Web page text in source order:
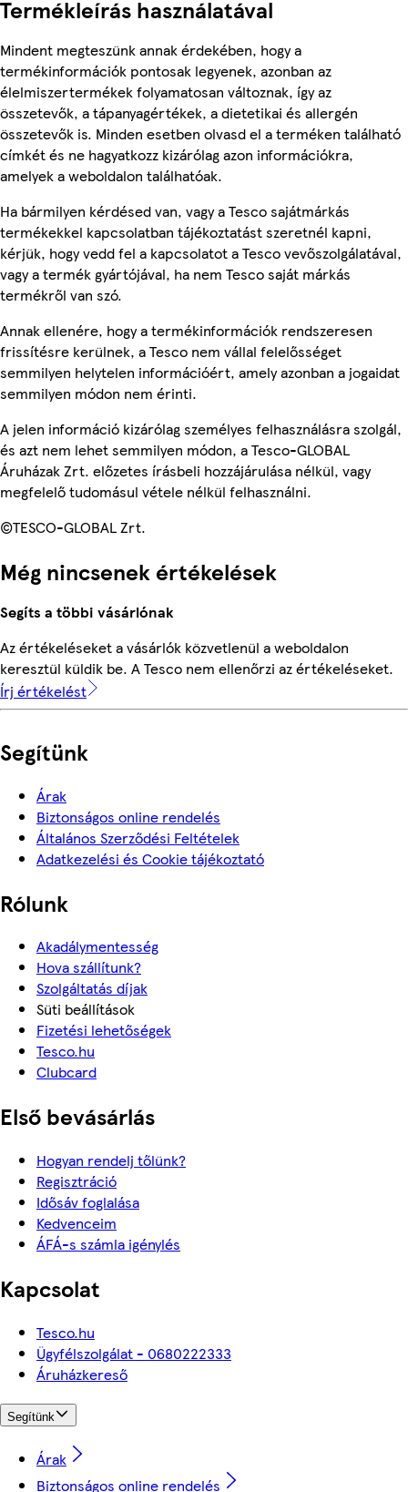
Termékleírás használatával
Mindent megteszünk annak érdekében, hogy a
termékinformációk pontosak legyenek, azonban az
élelmiszertermékek folyamatosan változnak, így az
összetevők, a tápanyagértékek, a dietetikai és allergén
összetevők is. Minden esetben olvasd el a terméken található
címkét és ne hagyatkozz kizárólag azon információkra,
amelyek a weboldalon találhatóak.
Ha bármilyen kérdésed van, vagy a Tesco sajátmárkás
termékekkel kapcsolatban tájékoztatást szeretnél kapni,
kérjük, hogy vedd fel a kapcsolatot a Tesco vevőszolgálatával,
vagy a termék gyártójával, ha nem Tesco saját márkás
termékről van szó.
Annak ellenére, hogy a termékinformációk rendszeresen
frissítésre kerülnek, a Tesco nem vállal felelősséget
semmilyen helytelen információért, amely azonban a jogaidat
semmilyen módon nem érinti.
A jelen információ kizárólag személyes felhasználásra szolgál,
és azt nem lehet semmilyen módon, a Tesco-GLOBAL
Áruházak Zrt. előzetes írásbeli hozzájárulása nélkül, vagy
megfelelő tudomásul vétele nélkül felhasználni.
©TESCO-GLOBAL Zrt.
Még nincsenek értékelések
Segíts a többi vásárlónak
Az értékeléseket a vásárlók közvetlenül a weboldalon
keresztül küldik be. A Tesco nem ellenőrzi az értékeléseket.
Írj értékelést
Segítünk
Árak
Biztonságos online rendelés
Általános Szerződési Feltételek
Adatkezelési és Cookie tájékoztató
Rólunk
Akadálymentesség
Hova szállítunk?
Szolgáltatás díjak
Süti beállítások
Fizetési lehetőségek
Tesco.hu
Clubcard
Első bevásárlás
Hogyan rendelj tőlünk?
Regisztráció
Idősáv foglalása
Kedvenceim
ÁFÁ-s számla igénylés
Kapcsolat
Tesco.hu
Ügyfélszolgálat - 0680222333
Áruházkereső
Segítünk
Árak
Biztonságos online rendelés